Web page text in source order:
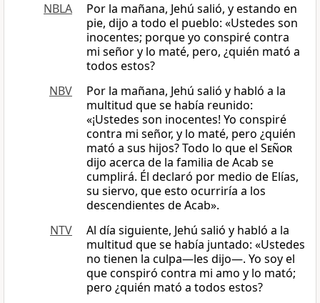
NBLA
Por la mañana, Jehú salió, y estando en
pie, dijo a todo el pueblo: «Ustedes son
inocentes; porque yo conspiré contra
mi señor y lo maté, pero, ¿quién mató a
todos estos?
NBV
Por la mañana, Jehú salió y habló a la
multitud que se había reunido:
«¡Ustedes son inocentes! Yo conspiré
contra mi señor, y lo maté, pero ¿quién
mató a sus hijos? Todo lo que el Señor
dijo acerca de la familia de Acab se
cumplirá. Él declaró por medio de Elías,
su siervo, que esto ocurriría a los
descendientes de Acab».
NTV
Al día siguiente, Jehú salió y habló a la
multitud que se había juntado: «Ustedes
no tienen la culpa—les dijo—. Yo soy el
que conspiró contra mi amo y lo mató;
pero ¿quién mató a todos estos?